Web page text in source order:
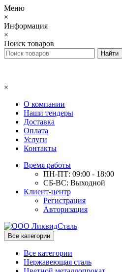
Меню
×
Информация
×
Поиск товаров
×
О компании
Наши тендеры
Доставка
Оплата
Услуги
Контакты
Время работы
ПН-ПТ: 09:00 - 18:00
СБ-ВС: Выходной
Клиент-центр
Регистрация
Авторизация
Все категории
Все категории
Нержавеющая сталь